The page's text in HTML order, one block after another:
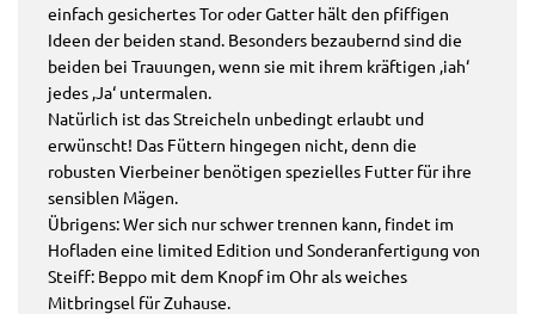
einfach gesichertes Tor oder Gatter hält den pfiffigen
Ideen der beiden stand. Besonders bezaubernd sind die
beiden bei Trauungen, wenn sie mit ihrem kräftigen ‚iah‘
jedes ‚Ja‘ untermalen.
Natürlich ist das Streicheln unbedingt erlaubt und
erwünscht! Das Füttern hingegen nicht, denn die
robusten Vierbeiner benötigen spezielles Futter für ihre
sensiblen Mägen.
Übrigens: Wer sich nur schwer trennen kann, findet im
Hofladen eine limited Edition und Sonderanfertigung von
Steiff: Beppo mit dem Knopf im Ohr als weiches
Mitbringsel für Zuhause.